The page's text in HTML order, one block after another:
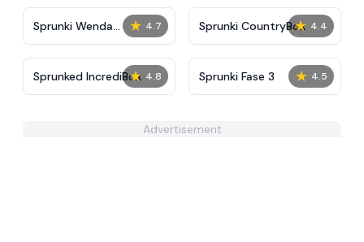
★ 4.7
Sprunki Wenda
Treatment 2.0
★ 4.4
Sprunki CountryBox
★ 4.8
Sprunked IncrediBox ★ 4.5
Sprunki Fase 3
Advertisement